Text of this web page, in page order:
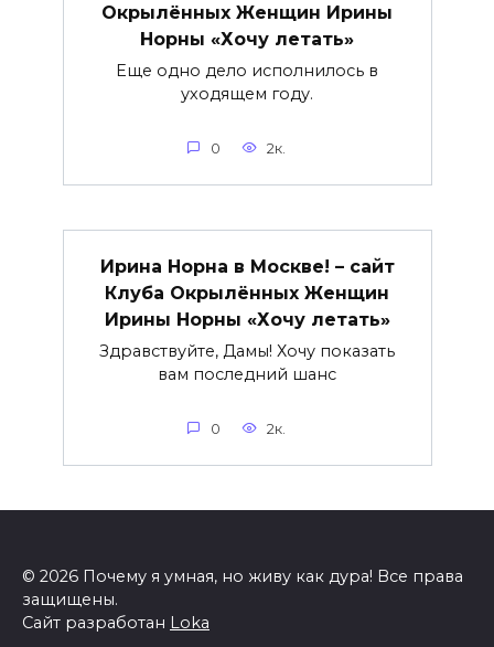
Окрылённых Женщин Ирины
Норны «Хочу летать»
Еще одно дело исполнилось в
уходящем году.
0 2к.
Ирина Норна в Москве! – сайт
Клуба Окрылённых Женщин
Ирины Норны «Хочу летать»
Здравствуйте, Дамы! Хочу показать
вам последний шанс
0 2к.
© 2026 Почему я умная, но живу как дура! Все права
защищены.
Сайт разработан Loka